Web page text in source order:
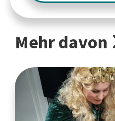
Mehr davon